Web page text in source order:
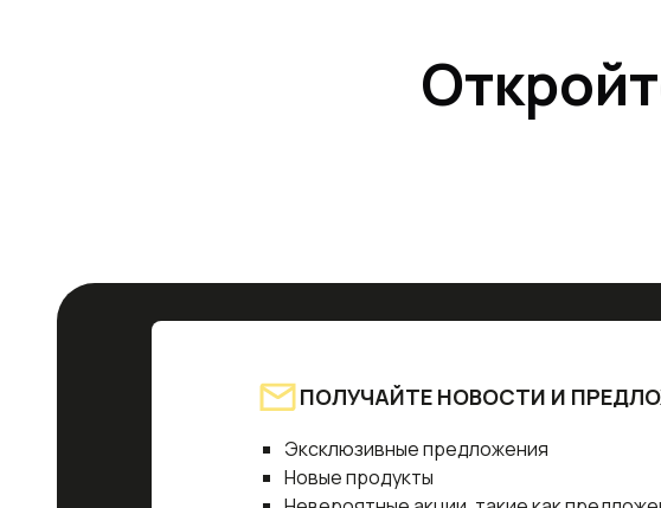
ПОЛУЧАЙТЕ НОВОСТИ И
Эксклюзивные предложения
Новые продукты